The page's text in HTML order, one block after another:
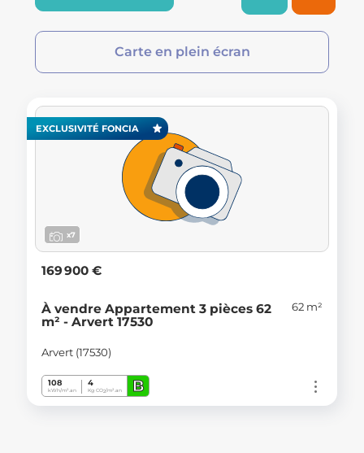
Carte en plein écran
EXCLUSIVITÉ FONCIA
x7
169 900 €
À vendre Appartement 3 pièces 62
m² - Arvert 17530
62 m²
Arvert (17530)
108
kWh/m².an
4
Kg CO2/m².an B